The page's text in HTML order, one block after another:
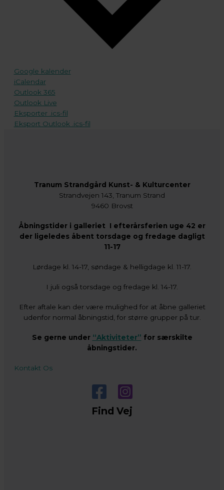
Google kalender
iCalendar
Outlook 365
Outlook Live
Eksporter .ics-fil
Eksport Outlook .ics-fil
Tranum Strandgård Kunst- & Kulturcenter
Strandvejen 143, Tranum Strand
9460 Brovst
Åbningstider i galleriet I efterårsferien uge 42 er
der ligeledes åbent torsdage og fredage dagligt
11-17
Lørdage kl. 14-17, søndage & helligdage kl. 11-17.
I juli også torsdage og fredage kl. 14-17.
Efter aftale kan der være mulighed for at åbne galleriet
udenfor normal åbningstid, for større grupper på tur.
Se gerne under “Aktiviteter” for særskilte
åbningstider.
Kontakt Os
Find Vej